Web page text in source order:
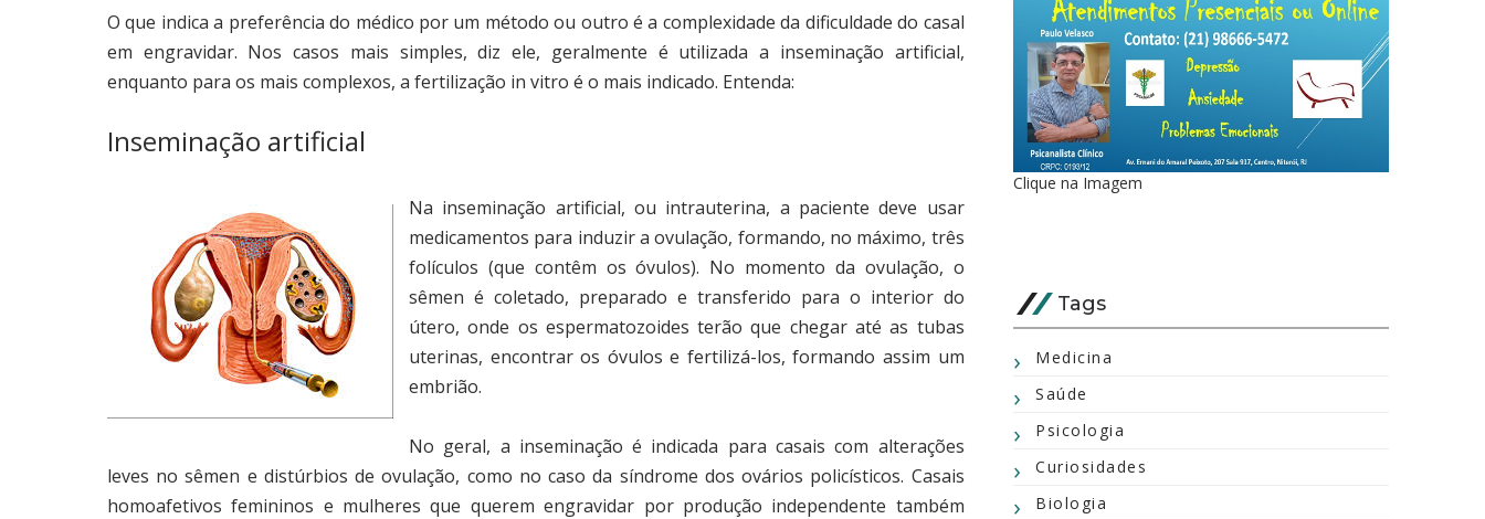
O que indica a preferência do médico por um método ou outro é a complexidade da dificuldade do casal
em engravidar. Nos casos mais simples, diz ele, geralmente é utilizada a inseminação artificial,
enquanto para os mais complexos, a fertilização in vitro é o mais indicado. Entenda:
Inseminação artificial
Na inseminação artificial, ou intrauterina, a paciente deve usar
medicamentos para induzir a ovulação, formando, no máximo, três
folículos (que contêm os óvulos). No momento da ovulação, o
sêmen é coletado, preparado e transferido para o interior do
útero, onde os espermatozoides terão que chegar até as tubas
uterinas, encontrar os óvulos e fertilizá-los, formando assim um
embrião.
No geral, a inseminação é indicada para casais com alterações
leves no sêmen e distúrbios de ovulação, como no caso da síndrome dos ovários policísticos. Casais
homoafetivos femininos e mulheres que querem engravidar por produção independente também
Clique na Imagem
Tags
Medicina
Saúde
Psicologia
Curiosidades
Biologia